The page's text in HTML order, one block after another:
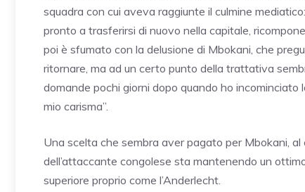
squadra con cui aveva raggiunte il culmine
pronto a trasferirsi di nuovo nella capitale,
poi è sfumato con la delusione di Mbokani, che
ritornare, ma ad un certo punto della trattativa
domande pochi giorni dopo quando ho
mio carisma”.
Una scelta che sembra aver pagato per Mbokani,
dell’attaccante congolese sta mantenendo un
superiore proprio come l’Anderlecht.